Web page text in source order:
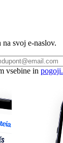
svoj e-naslov.
vsebine in pogoji.